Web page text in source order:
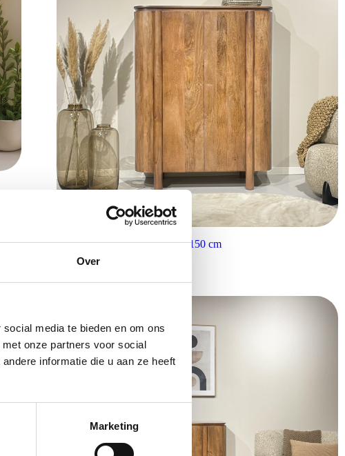
Over
media te bieden en om ons
onze partners voor social
informatie die u aan ze heeft
Marketing
Livingfurn opbergkast Salano 150 cm
1.099,00